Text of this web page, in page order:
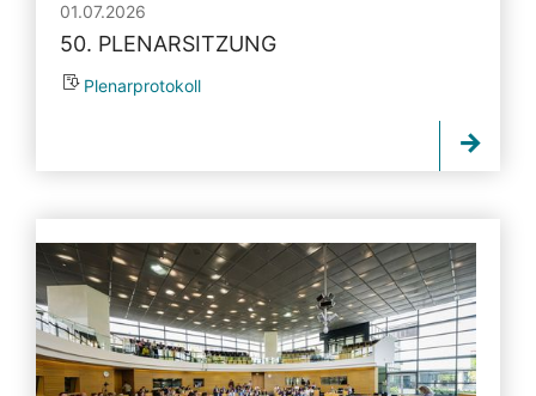
01.07.2026
50. PLENARSITZUNG
Plenarprotokoll